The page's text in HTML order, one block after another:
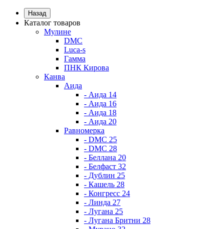
Назад
Каталог товаров
Мулине
DMC
Luca-s
Гамма
ПНК Кирова
Канва
Аида
- Аида 14
- Аида 16
- Аида 18
- Аида 20
Равномерка
- DMC 25
- DMC 28
- Беллана 20
- Белфаст 32
- Дублин 25
- Кашель 28
- Конгресс 24
- Линда 27
- Лугана 25
- Лугана Бритни 28